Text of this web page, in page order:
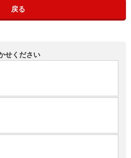
戻る
せください